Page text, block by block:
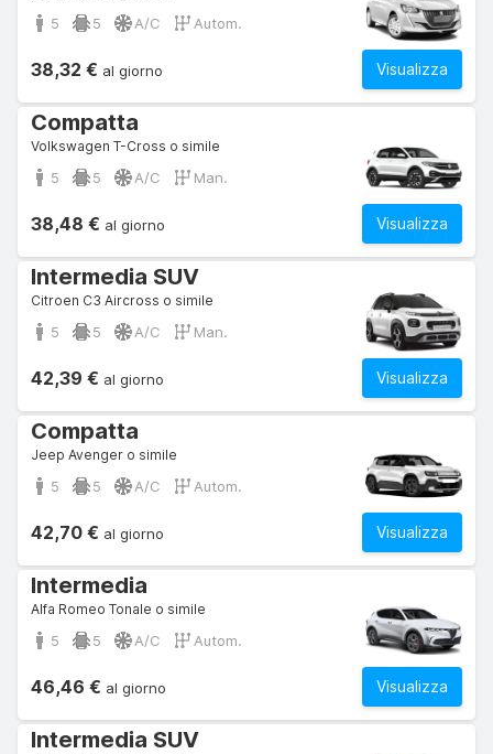
5 5 A/C Autom.
Visualizza
38,32 € al giorno
Compatta
Volkswagen T-Cross o simile
5 5 A/C Man.
Visualizza
38,48 € al giorno
Intermedia SUV
Citroen C3 Aircross o simile
5 5 A/C Man.
Visualizza
42,39 € al giorno
Compatta
Jeep Avenger o simile
5 5 A/C Autom.
Visualizza
42,70 € al giorno
Intermedia
Alfa Romeo Tonale o simile
5 5 A/C Autom.
Visualizza
46,46 € al giorno
Intermedia SUV